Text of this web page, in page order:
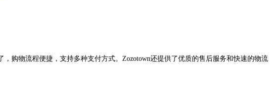
购物流程便捷，支持多种支付方式。Zozotown还提供了优质的售后服务和快速的物流